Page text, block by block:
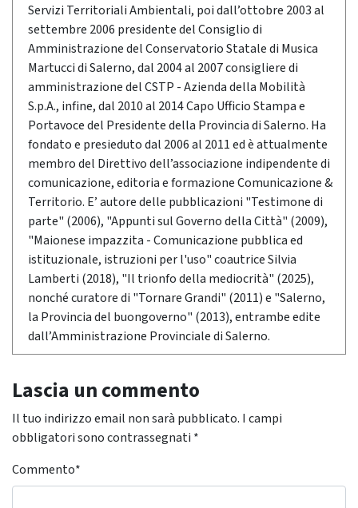
Servizi Territoriali Ambientali, poi dall’ottobre 2003 al
settembre 2006 presidente del Consiglio di
Amministrazione del Conservatorio Statale di Musica
Martucci di Salerno, dal 2004 al 2007 consigliere di
amministrazione del CSTP - Azienda della Mobilità
S.p.A., infine, dal 2010 al 2014 Capo Ufficio Stampa e
Portavoce del Presidente della Provincia di Salerno. Ha
fondato e presieduto dal 2006 al 2011 ed è attualmente
membro del Direttivo dell’associazione indipendente di
comunicazione, editoria e formazione Comunicazione &
Territorio. E’ autore delle pubblicazioni "Testimone di
parte" (2006), "Appunti sul Governo della Città" (2009),
"Maionese impazzita - Comunicazione pubblica ed
istituzionale, istruzioni per l'uso" coautrice Silvia
Lamberti (2018), "Il trionfo della mediocrità" (2025),
nonché curatore di "Tornare Grandi" (2011) e "Salerno,
la Provincia del buongoverno" (2013), entrambe edite
dall’Amministrazione Provinciale di Salerno.
Lascia un commento
Il tuo indirizzo email non sarà pubblicato. I campi
obbligatori sono contrassegnati *
Commento*